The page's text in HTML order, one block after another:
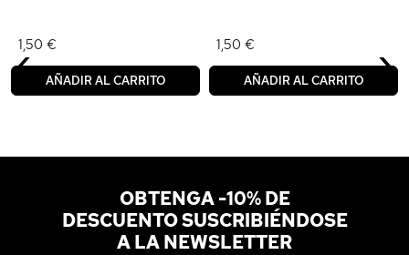
1,50 €
AÑADIR AL CARRITO
1,50 €
AÑADIR AL CARRITO
‹ ›
OBTENGA -10% DE
DESCUENTO SUSCRIBIÉNDOSE
A LA NEWSLETTER